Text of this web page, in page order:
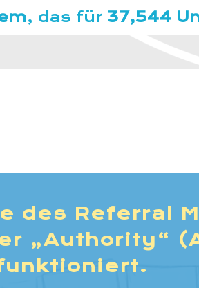
, das für 37,544
des Referral
„Authority“